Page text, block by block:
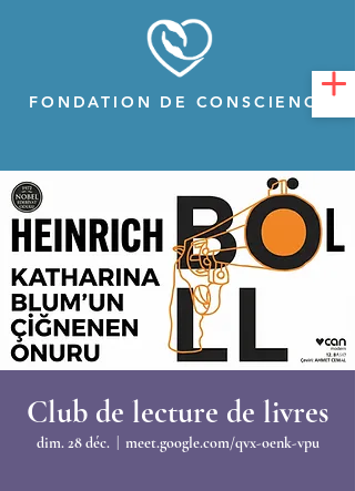
FONDATION DE CONSCIENCE
Club de lecture de livres
dim. 28 déc.
  |
meet.google.com/qvx-oenk-vpu